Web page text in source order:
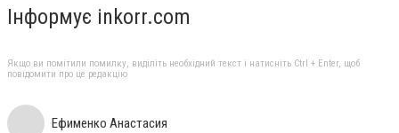
Інформує inkorr.com
Якщо ви помітили помилку, виділіть необхідний текст і натисніть Ctrl + Enter, щоб
повідомити про це редакцію
Ефименко Анастасия